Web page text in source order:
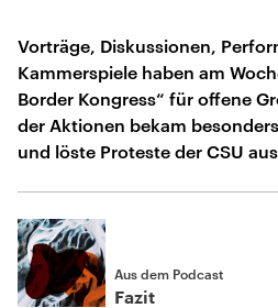
Vorträge, Diskussionen,
Kammerspiele haben am
Border Kongress“ für offene
der Aktionen bekam
und löste Proteste der CSU
Aus dem Podcast
Fazit